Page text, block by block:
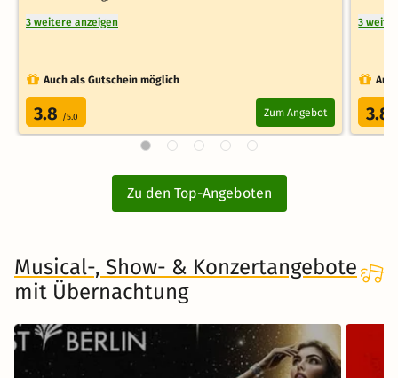
3 weitere anzeigen
Auch als Gutschein möglich
3.8 /5.0 Zum Angebot
3
3.8
Zu den Top-Angeboten
Musical-, Show- & Konzertangebote
mit Übernachtung